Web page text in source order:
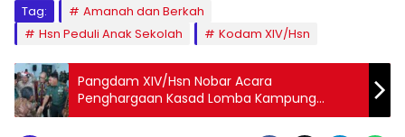
Tag:
Amanah dan Berkah
Hsn Peduli Anak Sekolah
Kodam XIV/Hsn
Pangdam XIV/Hsn Nobar Acara
Penghargaan Kasad Lomba Kampung
Pancasila Tahun 2024